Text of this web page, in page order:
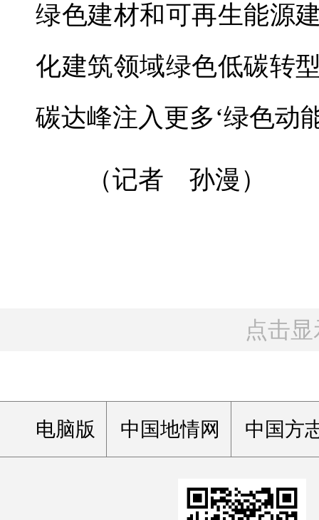
绿色建材和可再生能源
化建筑领域绿色低碳转
碳达峰注入更多‘绿色动
（记者 孙漫）
点击
电脑版 中国地情网 中国方